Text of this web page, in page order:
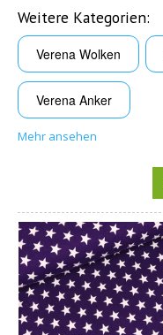
GUTSCHEINE
% REDUZIERT %
KONTAKT
Weitere Kategorien:
Verena Wolken
Verena Anker
Mehr ansehen